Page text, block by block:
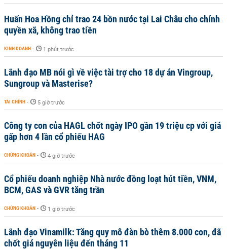
Huấn Hoa Hồng chỉ trao 24 bồn nước tại Lai Châu cho chính
quyền xã, không trao tiền
KINH DOANH - 1 phút trước
Lãnh đạo MB nói gì về việc tài trợ cho 18 dự án Vingroup,
Sungroup và Masterise?
TÀI CHÍNH - 5 giờ trước
Công ty con của HAGL chốt ngày IPO gần 19 triệu cp với giá
gấp hơn 4 lần cổ phiếu HAG
CHỨNG KHOÁN - 4 giờ trước
Cổ phiếu doanh nghiệp Nhà nước đồng loạt hút tiền, VNM,
BCM, GAS và GVR tăng trần
CHỨNG KHOÁN - 1 giờ trước
Lãnh đạo Vinamilk: Tăng quy mô đàn bò thêm 8.000 con, đã
chốt giá nguyên liệu đến tháng 11